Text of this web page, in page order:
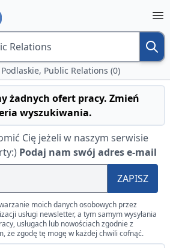
Relations
Public Relations (0)
żadnych ofert pracy. Zmień
wyszukiwania.
Cię jeżeli w naszym serwisie
Podaj nam swój adres e-mail
ZAPISZ
moich danych osobowych przez
usługi newsletter, a tym samym wysyłania
usługach lub nowościach zgodnie z
że zgodę tę mogę w każdej chwili cofnąć.